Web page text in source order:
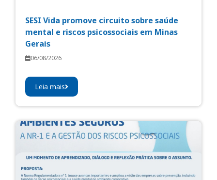
SESI Vida promove circuito sobre saúde
mental e riscos psicossociais em Minas
Gerais
06/08/2026
Leia mais